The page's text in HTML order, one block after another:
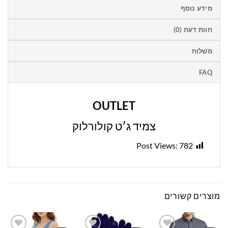
מידע נוסף
חוות דעת (0)
משלוח
FAQ
OUTLET
צמיד ג׳ט קולורלוק
Post Views: 782
מוצרים קשורים